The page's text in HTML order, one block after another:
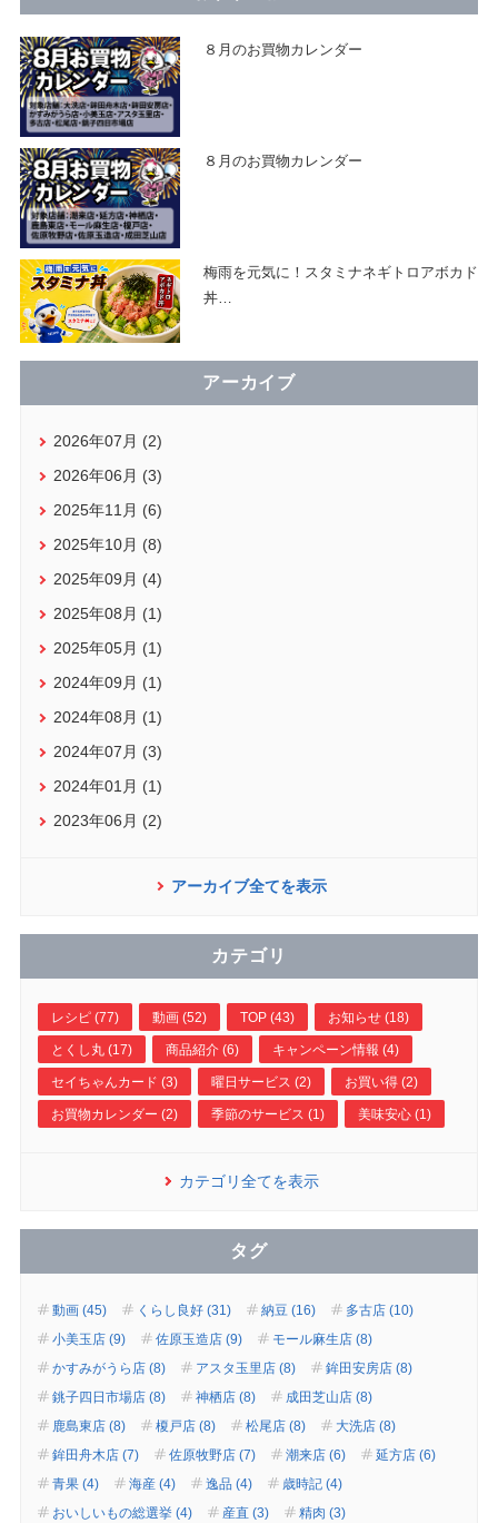
８月のお買物カレンダー
８月のお買物カレンダー
梅雨を元気に！スタミナネギトロアボカド
丼…
アーカイブ
2026年07月 (2)
2026年06月 (3)
2025年11月 (6)
2025年10月 (8)
2025年09月 (4)
2025年08月 (1)
2025年05月 (1)
2024年09月 (1)
2024年08月 (1)
2024年07月 (3)
2024年01月 (1)
2023年06月 (2)
アーカイブ全てを表示
カテゴリ
レシピ (77) 動画 (52) TOP (43) お知らせ (18)
とくし丸 (17) 商品紹介 (6) キャンペーン情報 (4)
セイちゃんカード (3) 曜日サービス (2) お買い得 (2)
お買物カレンダー (2) 季節のサービス (1) 美味安心 (1)
カテゴリ全てを表示
タグ
動画 (45) くらし良好 (31) 納豆 (16)
多古店 (10)
小美玉店 (9)
佐原玉造店 (9)
モール麻生店 (8)
かすみがうら店 (8)
アスタ玉里店 (8)
鉾田安房店 (8)
銚子四日市場店 (8)
神栖店 (8)
成田芝山店 (8)
鹿島東店 (8)
榎戸店 (8) 松尾店 (8)
大洗店 (8)
鉾田舟木店 (7)
佐原牧野店 (7) 潮来店 (6)
延方店 (6)
青果 (4)
海産 (4) 逸品 (4)
歳時記 (4)
おいしいもの総選挙 (4)
産直 (3)
精肉 (3)